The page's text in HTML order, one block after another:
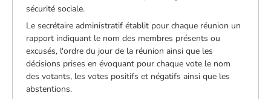
sécurité sociale.
Le secrétaire administratif établit pour chaque réunion un
rapport indiquant le nom des membres présents ou
excusés, l'ordre du jour de la réunion ainsi que les
décisions prises en évoquant pour chaque vote le nom
des votants, les votes positifs et négatifs ainsi que les
abstentions.